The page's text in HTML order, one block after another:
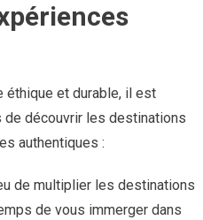
éthique et durable, il est
découvrir les destinations
authentiques :
de multiplier les destinations
de vous immerger dans